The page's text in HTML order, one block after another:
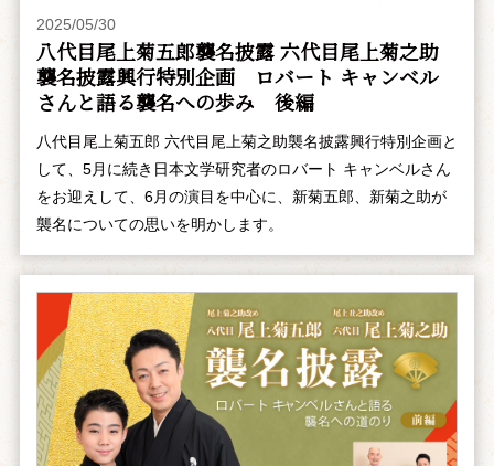
2025/05/30
八代目尾上菊五郎襲名披露 六代目尾上菊之助
襲名披露興行特別企画 ――ロバート キャンベル
さんと語る襲名への歩み 後編
八代目尾上菊五郎 六代目尾上菊之助襲名披露興行特別企画と
して、5月に続き日本文学研究者のロバート キャンベルさん
をお迎えして、6月の演目を中心に、新菊五郎、新菊之助が
襲名についての思いを明かします。